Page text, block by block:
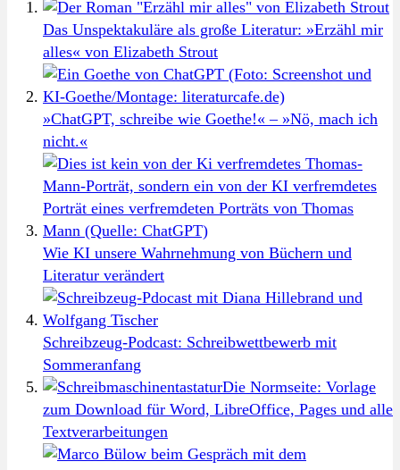
Das Unspektakuläre als große Literatur: »Erzähl mir
alles« von Elizabeth Strout
»ChatGPT, schreibe wie Goethe!« – »Nö, mach ich
nicht.«
Wie KI unsere Wahrnehmung von Büchern und
Literatur verändert
Schreibzeug-Podcast: Schreibwettbewerb mit
Sommeranfang
Die Normseite: Vorlage
zum Download für Word, LibreOffice, Pages und alle
Textverarbeitungen